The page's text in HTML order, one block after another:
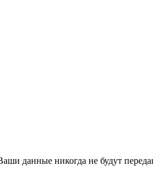
данные никогда не будут